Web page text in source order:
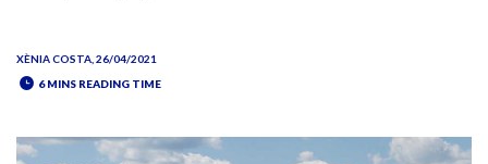
XÈNIA COSTA , 26/04/2021
6 MINS READING TIME